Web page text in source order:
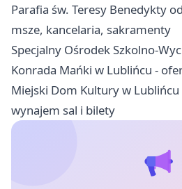
Parafia św. Teresy Benedykty
msze, kancelaria, sakramenty
Specjalny Ośrodek Szkolno-
Konrada Mańki w Lublińcu -
Miejski Dom Kultury w
wynajem sal i bilety